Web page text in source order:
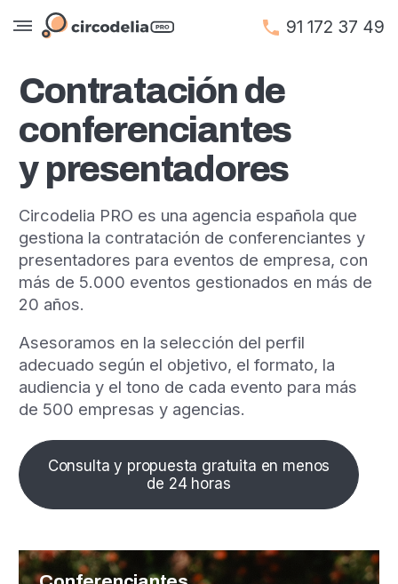
91 172 37 49
Contratación de
conferenciantes
y presentadores
Circodelia PRO es una agencia española que
gestiona la contratación de conferenciantes y
presentadores para eventos de empresa, con
más de 5.000 eventos gestionados en más de
20 años.
Asesoramos en la selección del perfil
adecuado según el objetivo, el formato, la
audiencia y el tono de cada evento para más
de 500 empresas y agencias.
Consulta y propuesta gratuita en menos
de 24 horas